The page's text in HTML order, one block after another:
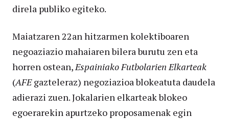
direla publiko egiteko.
Maiatzaren 22an hitzarmen kolektiboaren
negoaziazio mahaiaren bilera burutu zen eta
horren ostean, Espainiako Futbolarien Elkarteak
(AFEgazteleraz) negoziazioa blokeatuta daudela
adierazi zuen. Jokalarien elkarteak blokeo
egoerarekin apurtzeko proposamenak egin